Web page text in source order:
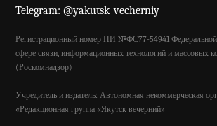
Telegram: @yakutsk_vecherniy
Регистрационный номер ПИ №ФС77-54941
сфере связи, информационных технологий и массовых
(Роскомнадзор)
Учредитель и издатель: Автономная некоммерческая
«Редакционная группа «Якутск вечерний»